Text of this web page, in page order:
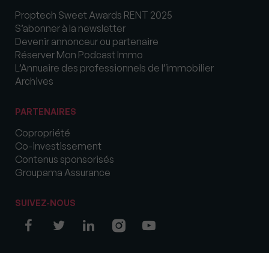
Proptech Sweet Awards RENT 2025
S’abonner à la newsletter
Devenir annonceur ou partenaire
Réserver Mon Podcast Immo
L’Annuaire des professionnels de l’immobilier
Archives
PARTENAIRES
Copropriété
Co-investissement
Contenus sponsorisés
Groupama Assurance
SUIVEZ-NOUS